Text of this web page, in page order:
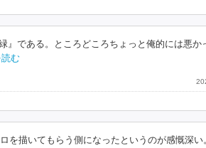
である。ところどころちょっと俺的には悪か
む
を描いてもらう側になったというのが感慨深い